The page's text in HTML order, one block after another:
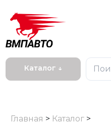
Каталог ↓
Главная > Каталог >